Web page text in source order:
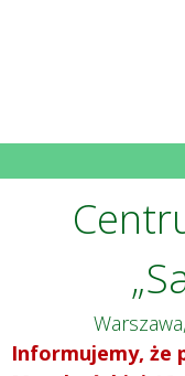
Informujemy, że